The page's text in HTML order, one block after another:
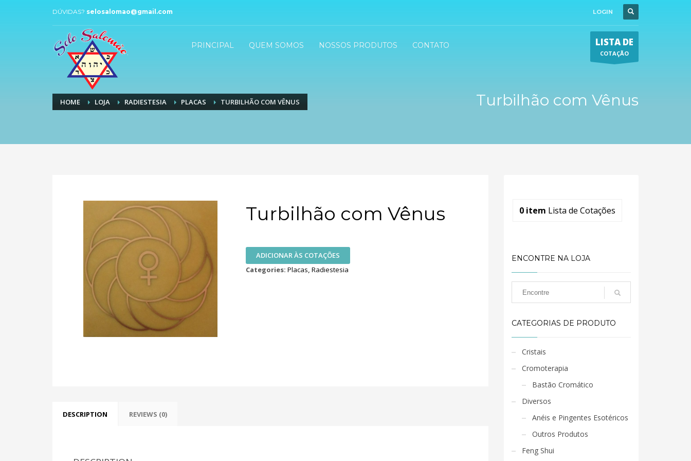
DÚVIDAS? selosalomao@gmail.com LOGIN
PRINCIPAL QUEM SOMOS NOSSOS PRODUTOS CONTATO LISTA DE
COTAÇÃO
HOME LOJA RADIESTESIA PLACAS TURBILHÃO COM VÊNUS Turbilhão com Vênus
Turbilhão com Vênus
ADICIONAR ÀS COTAÇÕES
Categories:Placas,Radiestesia
DESCRIPTION REVIEWS (0)
0item Lista de Cotações
ENCONTRE NA LOJA
CATEGORIAS DE PRODUTO
Cristais
Cromoterapia
Bastão Cromático
Diversos
Anéis e Pingentes Esotéricos
Outros Produtos
Feng Shui